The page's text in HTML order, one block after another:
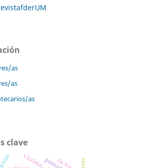
as
as
as
clave
tácita
victima